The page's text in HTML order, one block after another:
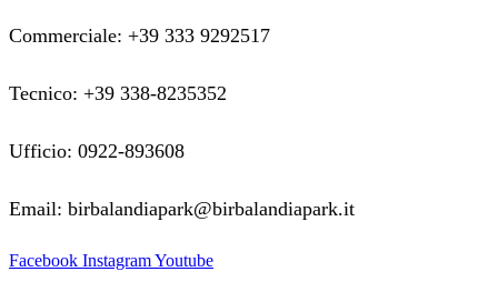
Commerciale: +39 333 9292517
Tecnico: +39 338-8235352
Ufficio: 0922-893608
Email: birbalandiapark@birbalandiapark.it
Facebook InstagramYoutube